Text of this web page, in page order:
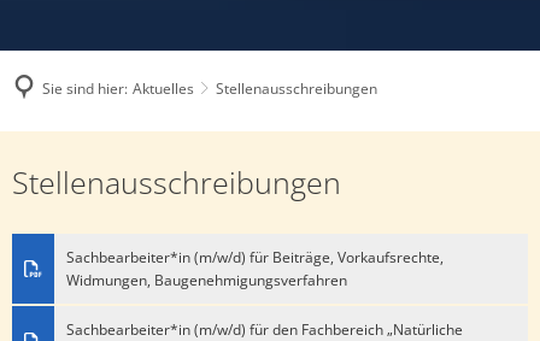
Sie sind hier: Aktuelles Stellenausschreibungen
Stellenausschreibungen
Sachbearbeiter*in (m/w/d) für Beiträge, Vorkaufsrechte,
Widmungen, Baugenehmigungsverfahren
Sachbearbeiter*in (m/w/d) für den Fachbereich „Natürliche